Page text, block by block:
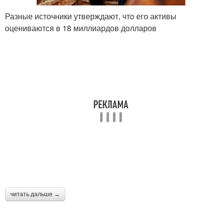
Разные источники утверждают, что его активы
оцениваются в 18 миллиардов долларов
читать дальше →